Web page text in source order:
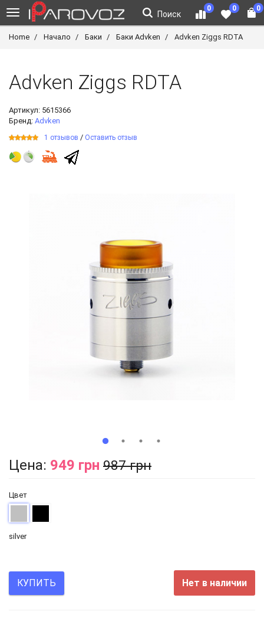
Поиск
0 0 0
Home Начало Баки Баки Advken Advken Ziggs RDTA
Advken Ziggs RDTA
Артикул: 5615366
Бренд: Advken
1 отзывов / Оставить отзыв
Цена: 949 грн 987 грн
Цвет
silver
КУПИТЬ Нет в наличии